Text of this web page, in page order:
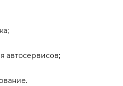
автосервисов;